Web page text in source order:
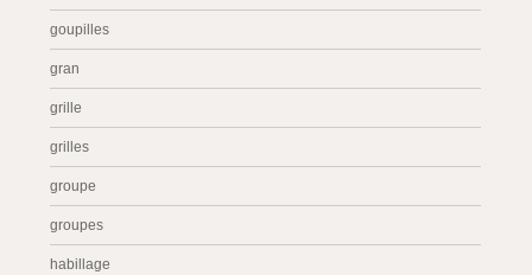
goupilles
gran
grille
grilles
groupe
groupes
habillage